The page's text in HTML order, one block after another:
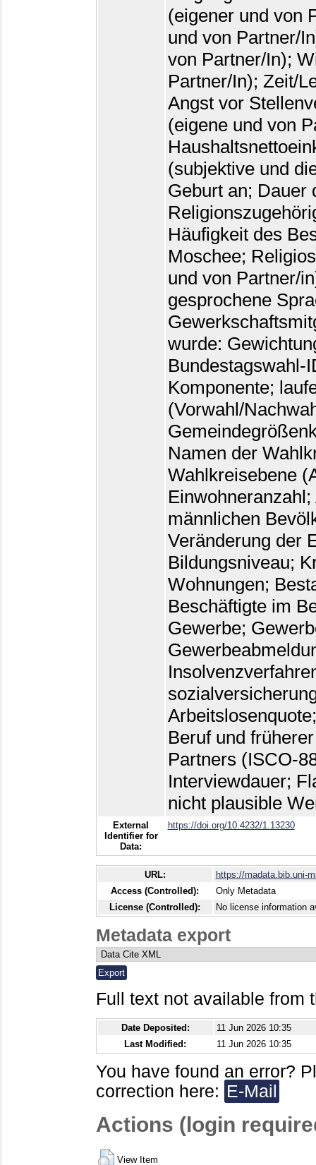
(eigener und von
und von Partner/
von Partner/In);
Partner/In); Zeit/
Angst vor
(eigene und von
(subjektive und
Geburt an; Dauer
Häufigkeit des
Moschee;
und von Partner/
gesprochene
wurde:
Bundestagswahl-
Komponente;
(Vorwahl/
Namen der
Wahlkreisebene
männlichen
Veränderung der
Bildungsniveau;
Wohnungen;
Beschäftigte im
Gewerbe;
Beruf und
Partners (ISCO-
Interviewdauer;
nicht plausible
External
Identifier for
Data:
https://doi.org/10.4232/1.13230
URL:
https://madata.bib.uni-
Access (Controlled):
Only Metadata
License (Controlled):
No license information
Metadata export
Full text not available from
Date Deposited:
11 Jun 2026 10:35
Last Modified:
11 Jun 2026 10:35
You have found an error?
correction here: E-Mail
Actions (login
View Item